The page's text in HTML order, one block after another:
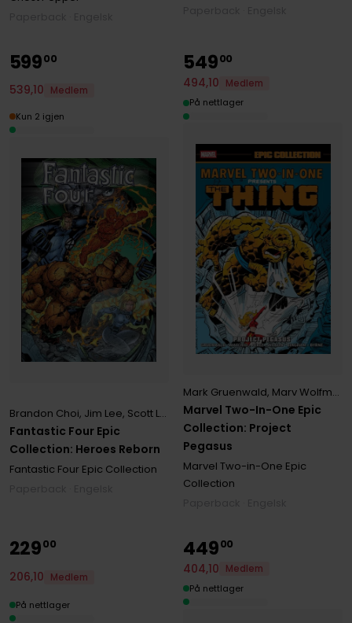
Fantastic Four Epic
Collection: Heroes Reborn
Brandon Choi, Jim Lee, Scott Lodbell
Fantastic Four Epic Collection
59900
539,10 Medlem
Kun 2 igjen
Marvel Two-In-One Epic
Collection: Project
Pegasus
Mark Gruenwald, Marv Wolfman
Marvel Two-in-One Epic
Collection
54900
494,10
Medlem
På nettlager
22900
206,10 Medlem
På nettlager
44900
404,10
Medlem
På nettlager